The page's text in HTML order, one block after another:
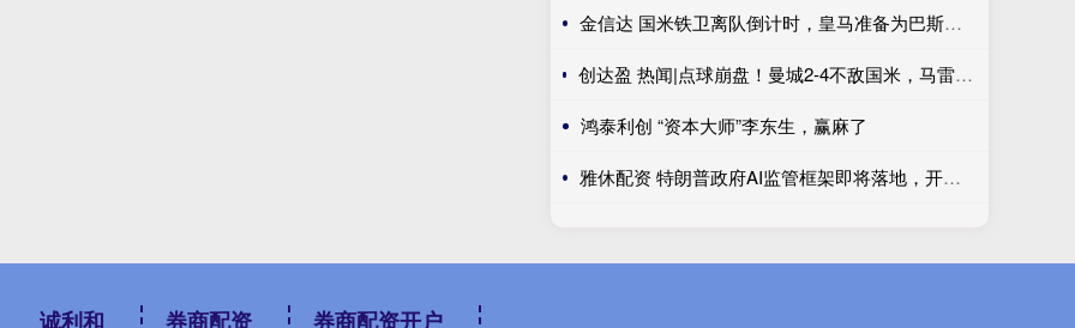
金信达 国米铁卫离队倒计时，皇马准备为巴斯托尼花多少钱？
创达盈 热闻|点球崩盘！曼城2-4不敌国米，马雷斯卡执教生涯首秀无缘开门红
鸿泰利创 “资本大师”李东生，赢麻了
雅休配资 特朗普政府AI监管框架即将落地，开源模型合规问题悬而未决
诚利和 券商配资 券商配资开户